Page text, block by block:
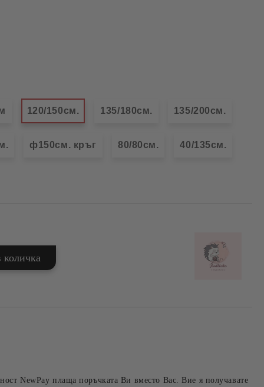
120/150см. 135/180см. 135/200см.
ф150см. кръг 80/80см. 40/135см.
NewPay плаща поръчката Ви вместо Вас. Вие я получавате